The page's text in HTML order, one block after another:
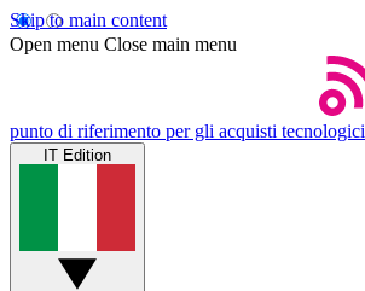
Skip to main content
Open menu Close main menu
punto di riferimento per gli acquisti tecnologici
IT Edition